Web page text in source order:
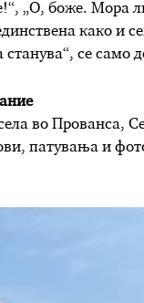
„О, боже. Мора
како и
се само
во Прованса,
патувања и